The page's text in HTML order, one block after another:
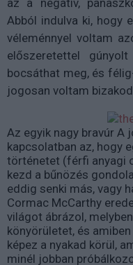
az a negatív,
Abból indulva ki, hogy
véleménnyel voltam
előszeretettel
bocsáthat meg, és
jogosan voltam
Az egyik nagy bravúr A
kapcsolatban az, hogy
történetet (férfi anyagi
kezd a bűnözés
eddig senki más, vagy
Cormac McCarthy
világot ábrázol,
könyörületet, és
képez a nyakad körül,
minél jobban